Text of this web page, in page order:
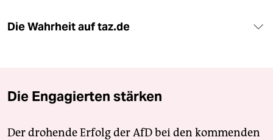
Die Wahrheit auf taz.de
Die Engagierten stärken
Der drohende Erfolg der AfD bei den kommenden